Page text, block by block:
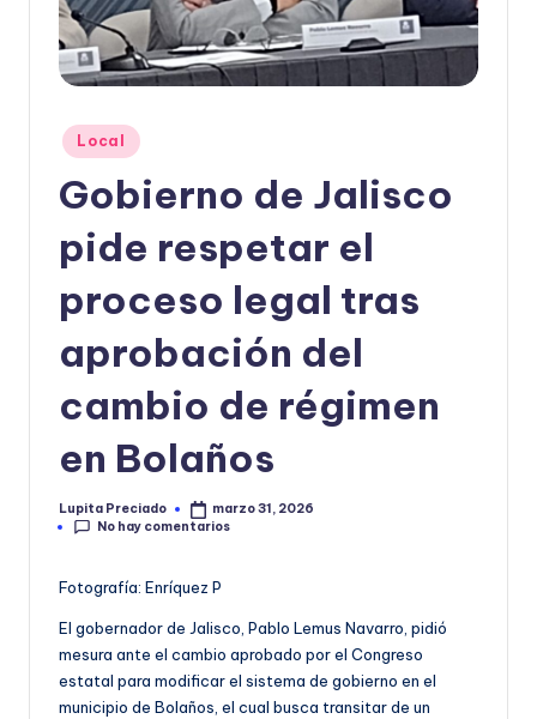
o
ti
Publicado
en
Local
Gobierno de Jalisco
pide respetar el
proceso legal tras
aprobación del
cambio de régimen
en Bolaños
Publicado
por
Lupita Preciado
marzo 31, 2026
No hay comentarios
Fotografía: Enríquez P
El gobernador de Jalisco, Pablo Lemus Navarro, pidió
mesura ante el cambio aprobado por el Congreso
estatal para modificar el sistema de gobierno en el
municipio de Bolaños, el cual busca transitar de un